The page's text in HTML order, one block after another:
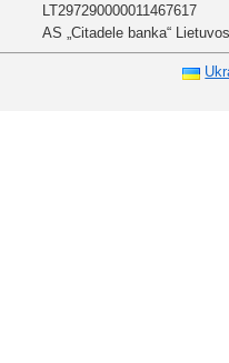
LT297290000011467617
AS „Citadele banka“